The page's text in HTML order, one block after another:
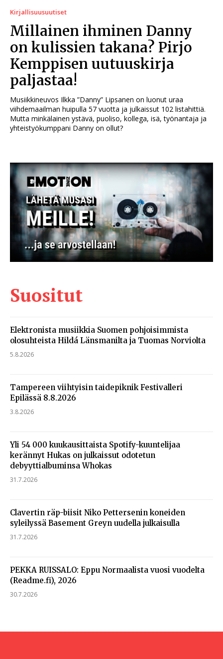
Kirjallisuusuutiset
Millainen ihminen Danny
on kulissien takana? Pirjo
Kemppisen uutuuskirja
paljastaa!
Musiikkineuvos Ilkka ”Danny” Lipsanen on luonut uraa
viihdemaailman huipulla 57 vuotta ja julkaissut 102 listahittiä.
Mutta minkälainen ystävä, puoliso, kollega, isä, työnantaja ja
yhteistyökumppani Danny on ollut?
Suositut
Elektronista musiikkia Suomen pohjoisimmista
olosuhteista Hildá Länsmanilta ja Tuomas Norviolta
5.8.2026
Tampereen viihtyisin taidepiknik Festivalleri
Epilässä 8.8.2026
3.8.2026
Yli 54 000 kuukausittaista Spotify-kuuntelijaa
kerännyt Hukas on julkaissut odotetun
debyyttialbuminsa Whokas
31.7.2026
Clavertin räp-biisit Niko Pettersenin koneiden
syleilyssä Basement Greyn uudella julkaisulla
31.7.2026
PEKKA RUISSALO: Eppu Normaalista vuosi vuodelta
(Readme.fi), 2026
30.7.2026